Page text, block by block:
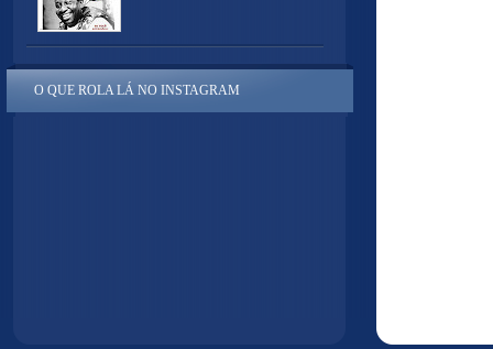
O QUE ROLA LÁ NO INSTAGRAM